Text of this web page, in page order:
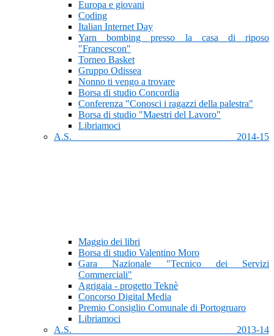
Europa e giovani
Coding
Italian Internet Day
Yarn bombing presso la casa di riposo
"Francescon"
Torneo Basket
Gruppo Odissea
Nonno ti vengo a trovare
Borsa di studio Concordia
Conferenza "Conosci i ragazzi della palestra"
Borsa di studio "Maestri del Lavoro"
Libriamoci
A.S. 2014-15
Maggio dei libri
Borsa di studio Valentino Moro
Gara Nazionale "Tecnico dei Servizi
Commerciali"
Agrigaia - progetto Teknè
Concorso Digital Media
Premio Consiglio Comunale di Portogruaro
Libriamoci
A.S. 2013-14